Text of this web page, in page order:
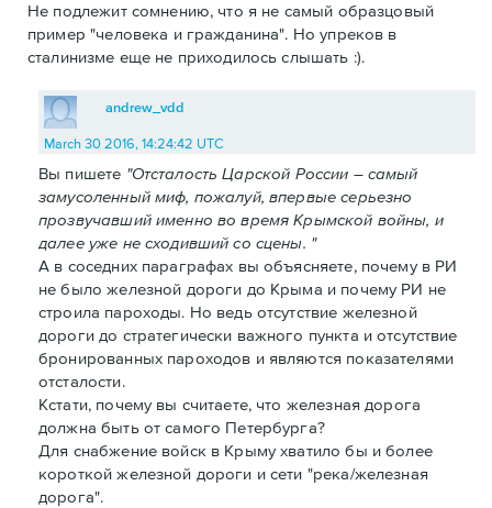
Не подлежит сомнению, что я не самый образцовый
пример "человека и гражданина". Но упреков в
сталинизме еще не приходилось слышать :).
andrew_vdd
March 30 2016, 14:24:42 UTC
Вы пишете "Отсталость Царской России – самый
замусоленный миф, пожалуй, впервые серьезно
прозвучавший именно во время Крымской войны, и
далее уже не сходивший со сцены. "
А в соседних параграфах вы объясняете, почему в РИ
не было железной дороги до Крыма и почему РИ не
строила пароходы. Но ведь отсутствие железной
дороги до стратегически важного пункта и отсутствие
бронированных пароходов и являются показателями
отсталости.
Кстати, почему вы считаете, что железная дорога
должна быть от самого Петербурга?
Для снабжение войск в Крыму хватило бы и более
короткой железной дороги и сети "река/железная
дорога".